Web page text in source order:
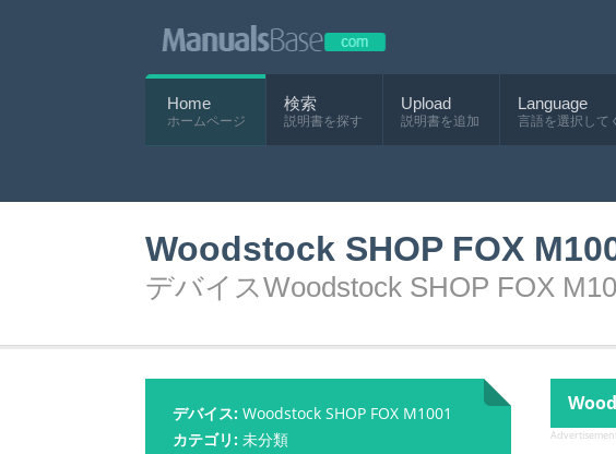
Home
ホームページ
検索
説明書を探す
Upload
説明書を追加
Language
言語を選択して
Woodstock SHOP FOX
デバイスWoodstock SHOP FOX
デバイス: Woodstock SHOP FOX M1001
カテゴリ: 未分類